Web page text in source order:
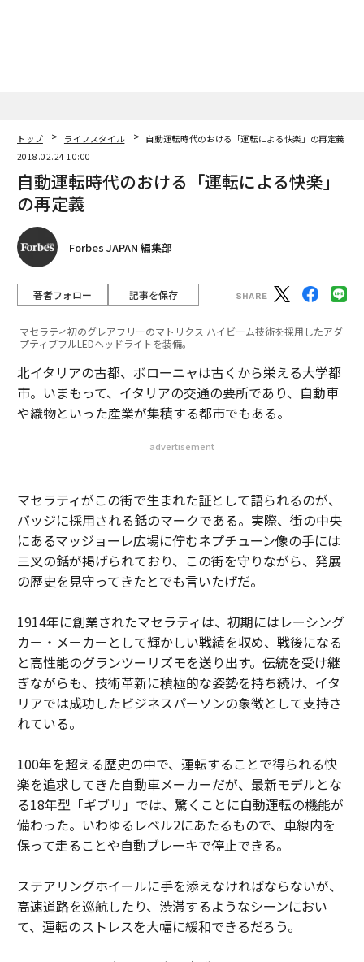
トップ ライフスタイル
自動運転時代のおける「運転による快楽」の再定義
2018.02.24 10:00
自動運転時代のおける「運転による快楽」
の再定義
Forbes JAPAN 編集部
著者フォロー 記事を保存
マセラティ初のグレアフリーのマトリクス ハイビーム技術を採用したアダ
プティブフルLEDヘッドライトを装備。
北イタリアの古都、ボローニャは古くから栄える大学都
市。いまもって、イタリアの交通の要所であり、自動車
や織物といった産業が集積する都市でもある。
advertisement
マセラティがこの街で生まれた証として語られるのが、
バッジに採用される銛のマークである。実際、街の中央
にあるマッジョーレ広場に佇むネプチューン像の手には
三叉の銛が掲げられており、この街を守りながら、発展
の歴史を見守ってきたとでも言いたげだ。
1914年に創業されたマセラティは、初期にはレーシング
カー・メーカーとして輝かしい戦績を収め、戦後になる
と高性能のグランツーリズモを送り出す。伝統を受け継
ぎながらも、技術革新に積極的な姿勢を持ち続け、イタ
リアでは成功したビジネスパーソンの象徴として支持さ
れている。
100年を超える歴史の中で、運転することで得られる快
楽を追求してきた自動車メーカーだが、最新モデルとな
る18年型「ギブリ」では、驚くことに自動運転の機能が
備わった。いわゆるレベル2にあたるもので、車線内を
保って走ることや自動ブレーキで停止できる。
ステアリングホイールに手を添えなければならないが、
高速道路を巡航したり、渋滞するようなシーンにおい
て、運転のストレスを大幅に緩和できるだろう。